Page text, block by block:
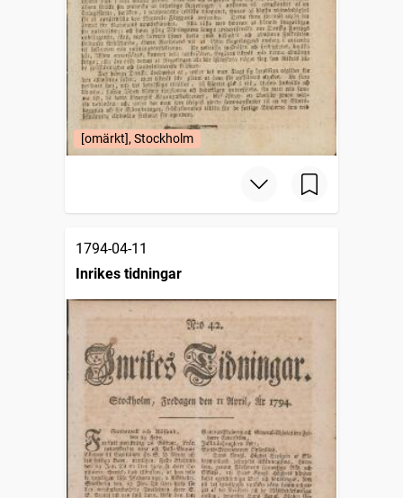
[omärkt], Stockholm
1794-04-11
Inrikes tidningar